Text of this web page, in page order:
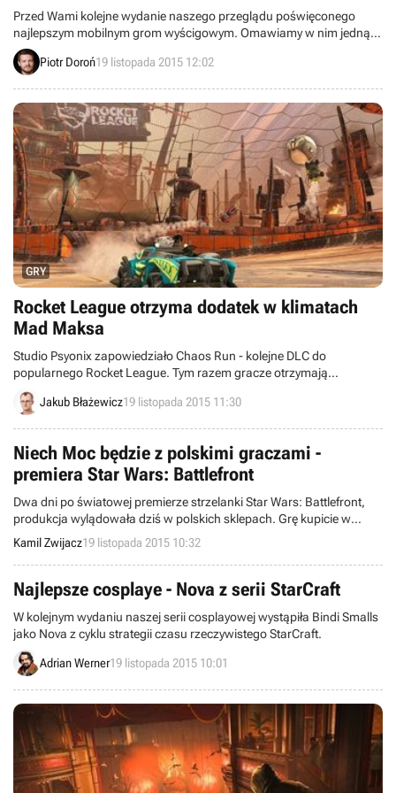
Przed Wami kolejne wydanie naszego przeglądu poświęconego
najlepszym mobilnym grom wyścigowym. Omawiamy w nim jedną z
najlepszych ścigałek top-down - driftem stojące Reckless Racing 3.
Piotr Doroń19 listopada 2015 12:02
GRY
Rocket League otrzyma dodatek w klimatach
Mad Maksa
Studio Psyonix zapowiedziało Chaos Run - kolejne DLC do
popularnego Rocket League. Tym razem gracze otrzymają
zawartość inspirowaną klimatami postapokaliptycznymi.
Jakub Błażewicz19 listopada 2015 11:30
Niech Moc będzie z polskimi graczami -
premiera Star Wars: Battlefront
Dwa dni po światowej premierze strzelanki Star Wars: Battlefront,
produkcja wylądowała dziś w polskich sklepach. Grę kupicie w
rodzimej wersji językowej (napisy) na konsolach Xbox One,
PlayStation 4 i PC.
Kamil Zwijacz19 listopada 2015 10:32
Najlepsze cosplaye - Nova z serii StarCraft
W kolejnym wydaniu naszej serii cosplayowej wystąpiła Bindi Smalls
jako Nova z cyklu strategii czasu rzeczywistego StarCraft.
Adrian Werner19 listopada 2015 10:01